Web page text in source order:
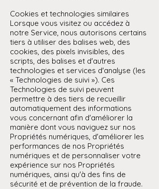
Cookies et technologies similaires
Lorsque vous visitez ou accédez à
notre Service, nous autorisons certains
tiers à utiliser des balises web, des
cookies, des pixels invisibles, des
scripts, des balises et d'autres
technologies et services d'analyse (les
« Technologies de suivi »). Ces
Technologies de suivi peuvent
permettre à des tiers de recueillir
automatiquement des informations
vous concernant afin d'améliorer la
manière dont vous naviguez sur nos
Propriétés numériques, d'améliorer les
performances de nos Propriétés
numériques et de personnaliser votre
expérience sur nos Propriétés
numériques, ainsi qu'à des fins de
sécurité et de prévention de la fraude.